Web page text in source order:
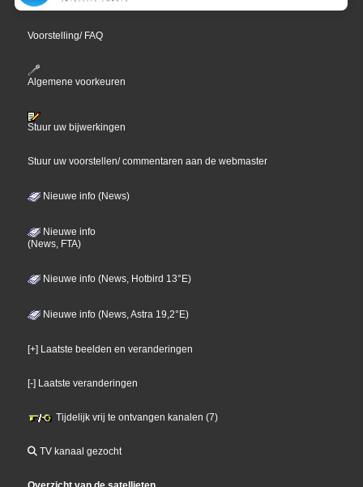
Voorstelling/ FAQ
Algemene voorkeuren
Stuur uw bijwerkingen
Stuur uw voorstellen/ commentaren aan de webmaster
Nieuwe info (News)
Nieuwe info
(News, FTA)
Nieuwe info (News, Hotbird 13°E)
Nieuwe info (News, Astra 19,2°E)
[+] Laatste beelden en veranderingen
[-] Laatste veranderingen
Tijdelijk vrij te ontvangen kanalen (7)
TV kanaal gezocht